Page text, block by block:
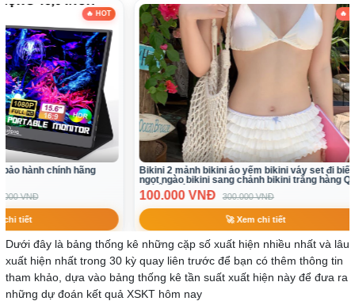
🔥 HOT
Bikini 2 mảnh bikini áo yếm bikini váy set đi biển
ngọt ngào bikini sang chảnh bikini trắng hàng Qc(
100.000 VNĐ 300.000 VNĐ
🚀 Xem chi tiết
Chân váy
64.900
Dưới đây là bảng thống kê những cặp số xuất hiện nhiều nhất và lâu
xuất hiện nhất trong 30 kỳ quay liên trước để bạn có thêm thông tin
tham khảo, dựa vào bảng thống kê tần suất xuất hiện này để đưa ra
những dự đoán kết quả XSKT hôm nay